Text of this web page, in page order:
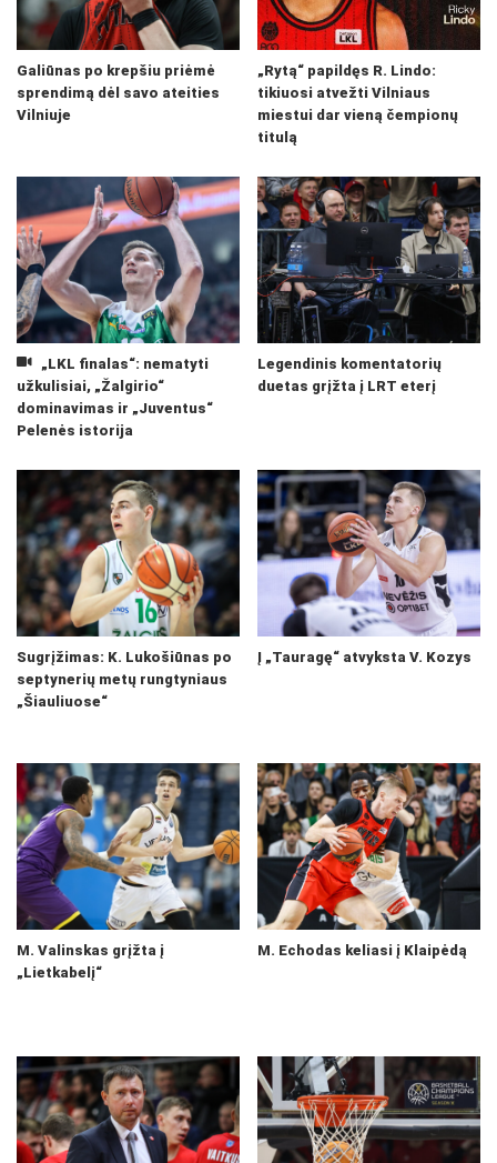
Galiūnas po krepšiu priėmė
sprendimą dėl savo ateities
Vilniuje
„Rytą“ papildęs R. Lindo:
tikiuosi atvežti Vilniaus
miestui dar vieną čempionų
titulą
„LKL finalas“: nematyti
užkulisiai, „Žalgirio“
dominavimas ir „Juventus“
Pelenės istorija
Legendinis komentatorių
duetas grįžta į LRT eterį
Sugrįžimas: K. Lukošiūnas po
septynerių metų rungtyniaus
„Šiauliuose“
Į „Tauragę“ atvyksta V. Kozys
M. Valinskas grįžta į
„Lietkabelį“
M. Echodas keliasi į Klaipėdą